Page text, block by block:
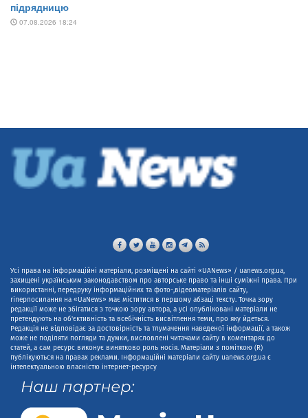
Усі права на інформаційні матеріали, розміщені на сайті «UANews» / uanews.org.ua,
захищені українським законодавством про авторське право та інші суміжні права. При
використанні, передруку інформаційних та фото-,відеоматеріалів сайту,
гіперпосилання на «UaNews» має міститися в першому абзаці тексту. Точка зору
редакції може не збігатися з точкою зору автора, а усі опубліковані матеріали не
претендують на об'єктивність та всебічність висвітлення теми, про яку йдеться.
Редакція не відповідає за достовірність та тлумачення наведеної інформації, а також
може не поділяти погляди та думки, висловлені читачами сайту в коментарях до
статей, а сам ресурс виконує винятково роль носія. Матеріали з поміткою (R)
публікуються на правах реклами. Інформаційні матеріали сайту uanews.org.ua є
інтелектуальною власністю інтернет-ресурсу